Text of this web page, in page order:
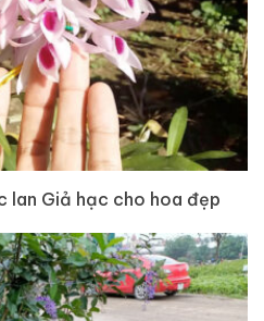
lan Giả hạc cho hoa đẹp